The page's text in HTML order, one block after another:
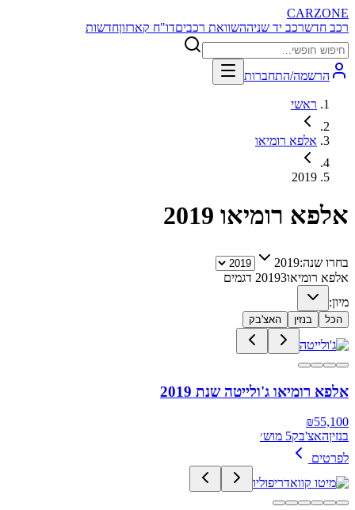
CARZONE
רכב חדשרכב יד שניההשוואת רכביםדו"ח קארזוןחדשות
הרשמה/התחברות
ראשי
אלפא רומיאו
2019
אלפא רומיאו 2019
בחרו שנה:2019
אלפא רומיאו 20193
דגמים
מיון:
הכל בנזין האצ'בק
אלפא רומיאו ג'ולייטה שנת 2019
₪55,100
בנזיןהאצ'בק5 מוש׳
לפרטים